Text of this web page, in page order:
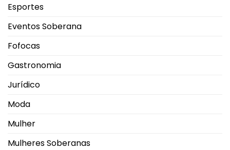
Esportes
Eventos Soberana
Fofocas
Gastronomia
Jurídico
Moda
Mulher
Mulheres Soberanas